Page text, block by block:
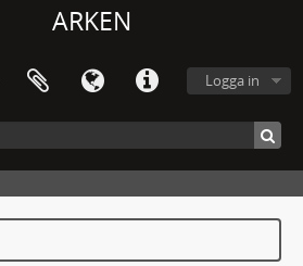
ARKEN
Logga in